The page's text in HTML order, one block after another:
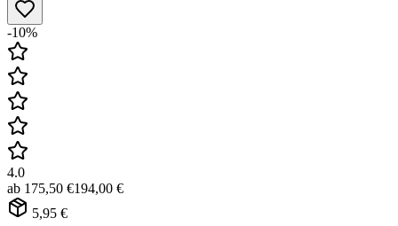
-10%
4.0
ab 175,50 €194,00 €
5,95 €